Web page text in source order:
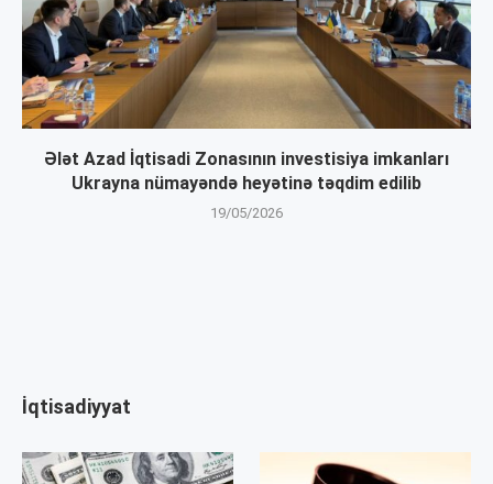
Ələt Azad İqtisadi Zonasının investisiya imkanları
Ukrayna nümayəndə heyətinə təqdim edilib
19/05/2026
İqtisadiyyat